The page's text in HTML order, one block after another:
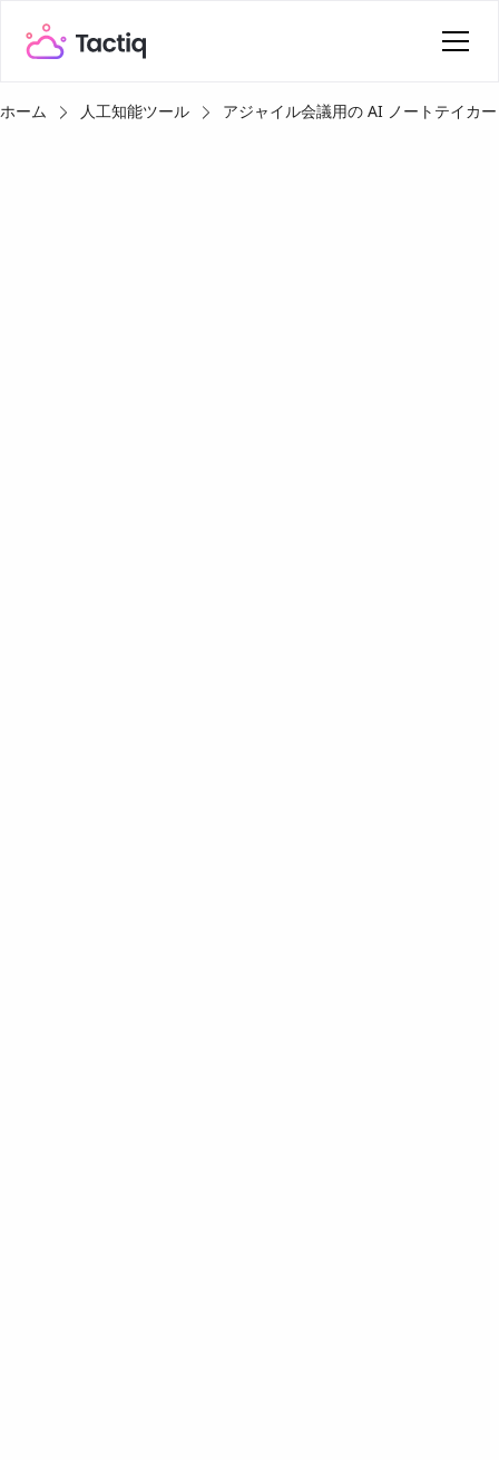
ホーム 人工知能ツール アジャイル会議用の AI ノートテイカー